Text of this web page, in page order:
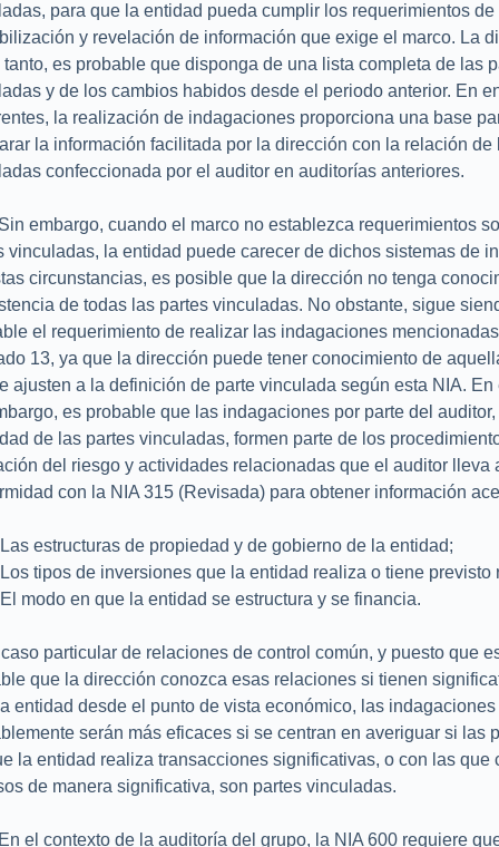
para que la entidad pueda cumplir los requerimientos de
y revelación de información que exige el marco. La
tanto, es probable que disponga de una lista completa de las
y de los cambios habidos desde el periodo anterior. En
la realización de indagaciones proporciona una base
la información facilitada por la dirección con la relación de
confeccionada por el auditor en auditorías anteriores.
embargo, cuando el marco no establezca requerimientos
vinculadas, la entidad puede carecer de dichos sistemas de
circunstancias, es posible que la dirección no tenga
de todas las partes vinculadas. No obstante, sigue
el requerimiento de realizar las indagaciones
13, ya que la dirección puede tener conocimiento de
ajusten a la definición de parte vinculada según esta NIA. En
es probable que las indagaciones por parte del
de las partes vinculadas, formen parte de los
del riesgo y actividades relacionadas que el auditor lleva
con la NIA 315 (Revisada) para obtener información
Las estructuras de propiedad y de gobierno de la entidad;
Los tipos de inversiones que la entidad realiza o tiene previsto
El modo en que la entidad se estructura y se financia.
particular de relaciones de control común, y puesto que
que la dirección conozca esas relaciones si tienen
entidad desde el punto de vista económico, las
serán más eficaces si se centran en averiguar si las
la entidad realiza transacciones significativas, o con las que
de manera significativa, son partes vinculadas.
el contexto de la auditoría del grupo, la NIA 600 requiere